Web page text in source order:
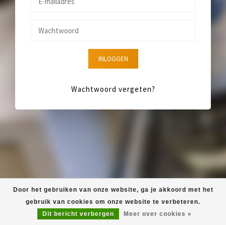
INLOGGEN
Wachtwoord vergeten?
Door het gebruiken van onze website, ga je akkoord met het
gebruik van cookies om onze website te verbeteren.
Dit bericht verbergen
Meer over cookies »